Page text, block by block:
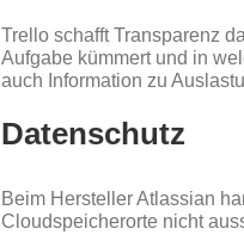
Trello schafft Transparenz
Aufgabe kümmert und in
auch Information zu
Datenschutz
Beim Hersteller Atlassian
Cloudspeicherorte nicht